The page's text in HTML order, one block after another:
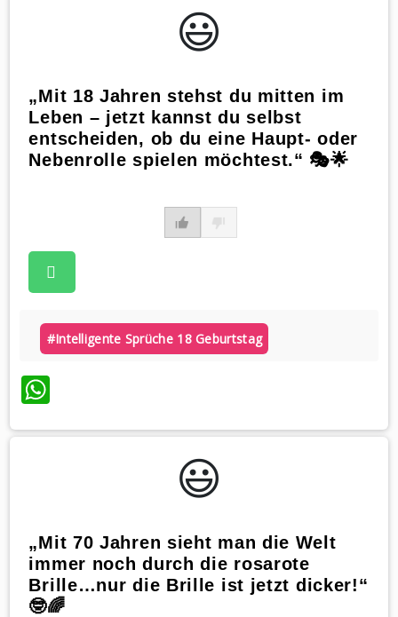
😃️
„Mit 18 Jahren stehst du mitten im
Leben – jetzt kannst du selbst
entscheiden, ob du eine Haupt- oder
Nebenrolle spielen möchtest.“ 🎭🌟
#intelligente Sprüche 18 Geburtstag
WhatsApp
😃️
„Mit 70 Jahren sieht man die Welt
immer noch durch die rosarote
Brille…nur die Brille ist jetzt dicker!“
🤓🌈